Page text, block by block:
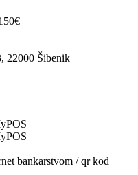
22000 Šibenik
bankarstvom / qr kod